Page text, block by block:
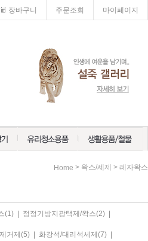
장바구니 주문조회 마이페이지
Home > 왁스/세제 > 레자왁스
(1) 정정기방지광택제/왁스(2)
거제 (5) 화강석/대리석세제 (7)